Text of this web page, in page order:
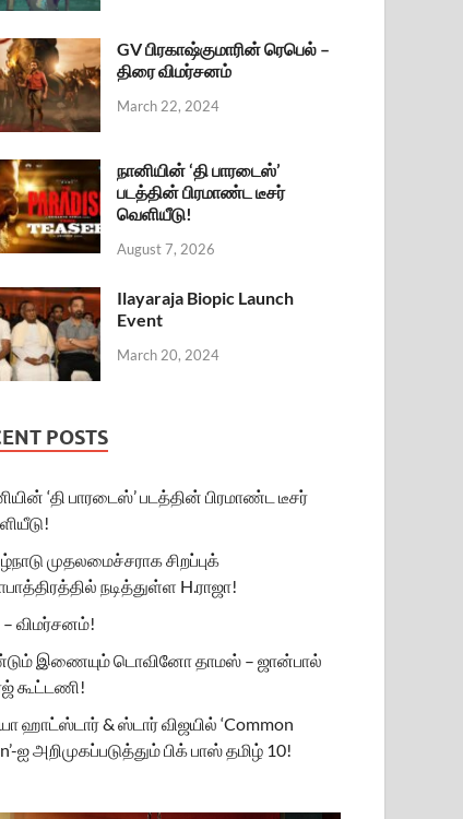
GV பிரகாஷ்குமாரின் ரெபெல் –
திரை விமர்சனம்
March 22, 2024
நானியின் ‘தி பாரடைஸ்’
படத்தின் பிரமாண்ட டீசர்
வெளியீடு!
August 7, 2026
Ilayaraja Biopic Launch
Event
March 20, 2024
POSTS
‘தி பாரடைஸ்’ படத்தின் பிரமாண்ட டீசர்
முதலமைச்சராக சிறப்புக்
நடித்துள்ள H.ராஜா!
– விமர்சனம்!
இணையும் டொவினோ தாமஸ் – ஜான்பால்
கூட்டணி!
ஹாட்ஸ்டார் & ஸ்டார் விஜயில் ‘Common
ஐ அறிமுகப்படுத்தும் பிக் பாஸ் தமிழ் 10!